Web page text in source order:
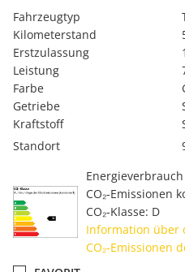
Fahrzeugtyp
Kilometerstand
Erstzulassung
Leistung
Farbe
Getriebe
Kraftstoff
Standort
CO₂-Emissionen
CO₂-Klasse: D
Information über
CO₂-Emissionen